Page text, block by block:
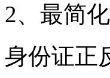
2、最简
身份证正